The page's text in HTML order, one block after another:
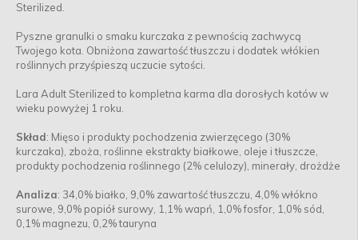
Sterilized.
Pyszne granulki o smaku kurczaka z pewnością zachwycą
Twojego kota. Obniżona zawartość tłuszczu i dodatek włókien
roślinnych przyśpieszą uczucie sytości.
Lara Adult Sterilized to kompletna karma dla dorosłych kotów w
wieku powyżej 1 roku.
Skład: Mięso i produkty pochodzenia zwierzęcego (30%
kurczaka), zboża, roślinne ekstrakty białkowe, oleje i tłuszcze,
produkty pochodzenia roślinnego (2% celulozy), minerały, drożdże
Analiza: 34,0% białko, 9,0% zawartość tłuszczu, 4,0% włókno
surowe, 9,0% popiół surowy, 1,1% wapń, 1,0% fosfor, 1,0% sód,
0,1% magnezu, 0,2% tauryna